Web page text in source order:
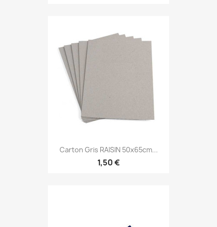
Carton Gris RAISIN 50x65cm...
1,50 €